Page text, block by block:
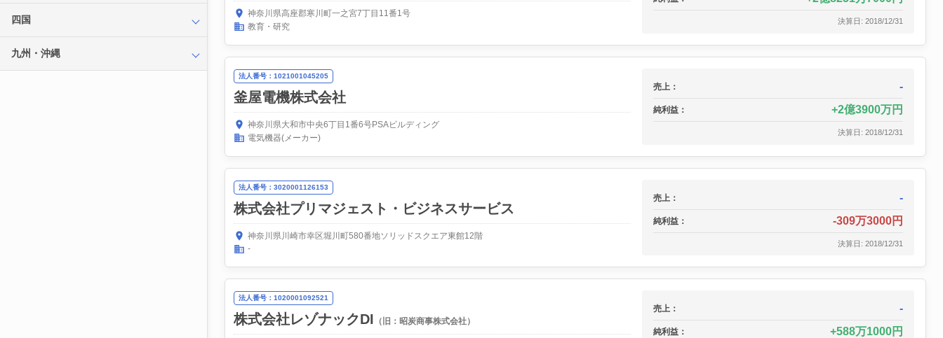
四国
九州・沖縄
神奈川県高座郡寒川町一之宮7丁目11番1号
教育・研究
決算日: 2018/12/31
法人番号：1021001045205
釜屋電機株式会社
神奈川県大和市中央6丁目1番6号PSAビルディング
電気機器(メーカー)
売上： -
純利益： 2億3900万円
決算日: 2018/12/31
法人番号：3020001126153
株式会社プリマジェスト・ビジネスサービス
神奈川県川崎市幸区堀川町580番地ソリッドスクエア東館12階
-
売上： -
純利益： -309万3000円
決算日: 2018/12/31
法人番号：1020001092521
株式会社レゾナックDI （旧：昭炭商事株式会社）
売上： -
純利益： 588万1000円